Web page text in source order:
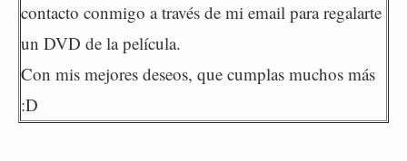
contacto conmigo a través de mi email para regalarte
un DVD de la película.
Con mis mejores deseos, que cumplas muchos más
:D